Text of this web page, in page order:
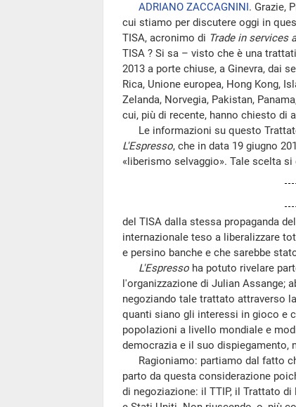
ADRIANO ZACCAGNINI. Grazie,
cui stiamo per discutere oggi in
TISA, acronimo di Trade in services
TISA ? Si sa – visto che è una
2013 a porte chiuse, a Ginevra, dai
Rica, Unione europea, Hong Kong,
Zelanda, Norvegia, Pakistan,
cui, più di recente, hanno chiesto di
Le informazioni su questo
L'Espresso, che in data 19 giugno
«liberismo selvaggio». Tale scelta si
del TISA dalla stessa propaganda
internazionale teso a liberalizzare
e persino banche e che sarebbe
L'Espresso ha potuto rivelare
l'organizzazione di Julian Assange;
negoziando tale trattato attraverso
quanti siano gli interessi in gioco e
popolazioni a livello mondiale e
democrazia e il suo
Ragioniamo: partiamo dal fatto
parto da questa considerazione
di negoziazione: il TTIP, il Trattato